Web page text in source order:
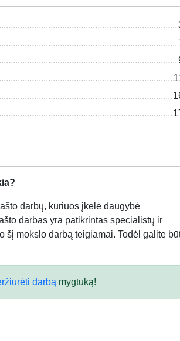
darbų, kuriuos įkėlė daugybė
darbas yra patikrintas specialistų ir
šį mokslo darbą teigiamai. Todėl galite
darbąmygtuką!